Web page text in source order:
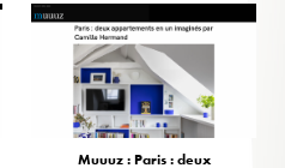
Muuuz : Paris : deux